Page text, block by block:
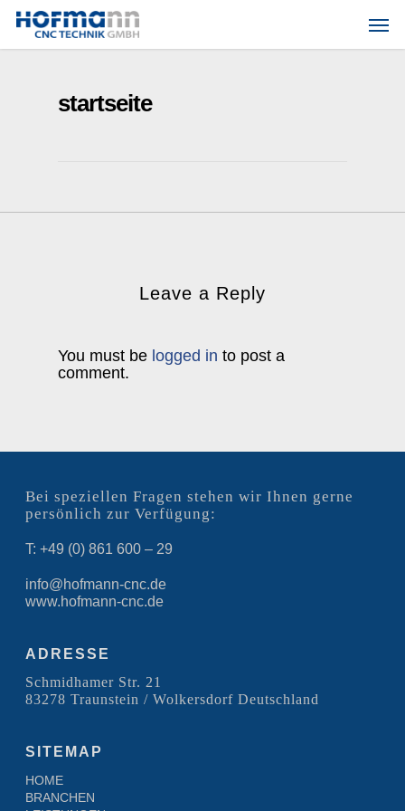
Skip
startseite
Leave a Reply
You must be logged in to post a
comment.
Bei speziellen Fragen stehen wir Ihnen gerne
persönlich zur Verfügung:
T: +49 (0) 861 600 – 29
info@hofmann-cnc.de
www.hofmann-cnc.de
ADRESSE
Schmidhamer Str. 21
83278 Traunstein / Wolkersdorf Deutschland
SITEMAP
HOME
BRANCHEN